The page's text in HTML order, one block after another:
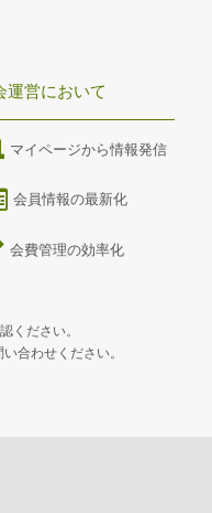
運営において
マイページから情報発信
会員情報の最新化
会費管理の効率化
ください。
合わせください。